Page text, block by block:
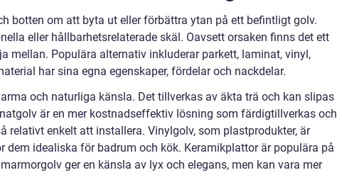
botten om att byta ut eller förbättra ytan på ett befintligt golv.
eller hållbarhetsrelaterade skäl. Oavsett orsaken finns det ett
mellan. Populära alternativ inkluderar parkett, laminat, vinyl,
har sina egna egenskaper, fördelar och nackdelar.
och naturliga känsla. Det tillverkas av äkta trä och kan slipas
är en mer kostnadseffektiv lösning som färdigtillverkas och
relativt enkelt att installera. Vinylgolv, som plastprodukter, är
dem idealiska för badrum och kök. Keramikplattor är populära på
ger en känsla av lyx och elegans, men kan vara mer